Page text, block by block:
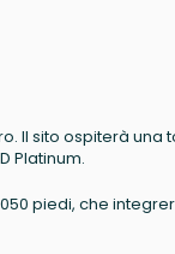
Il sito ospiterà una
Platinum.
piedi, che